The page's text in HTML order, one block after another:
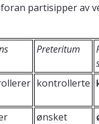
partisipper av
Preteritum
kontrollerte
ønsket